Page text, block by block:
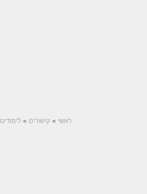
ראשי » קישורים » לימודים